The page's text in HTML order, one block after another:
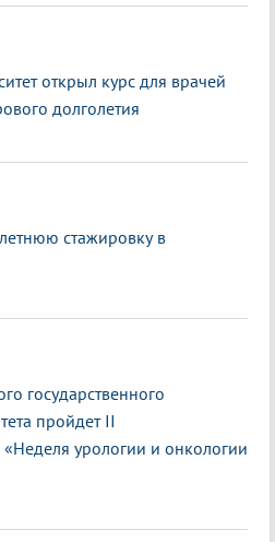
открыл курс для врачей
долголетия
стажировку в
государственного
пройдет II
урологии и онкологии